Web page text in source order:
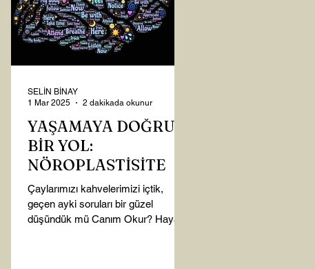
YAŞAMAYA DOĞRU
BİR YOL:
NÖROPLASTİSİTE
Çaylarımızı kahvelerimizi içtik,
geçen ayki soruları bir güzel
düşündük mü Canım Okur? Hayatta
SELİN BİNAY
1 Mar 2025
2 dakikada okunur